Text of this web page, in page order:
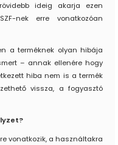
ideig akarja ezen
nek erre vonatkozóan
a terméknek olyan hibája
– annak ellenére hogy
hiba nem is a termék
vissza, a fogyasztó
vonatkozik, a használtakra